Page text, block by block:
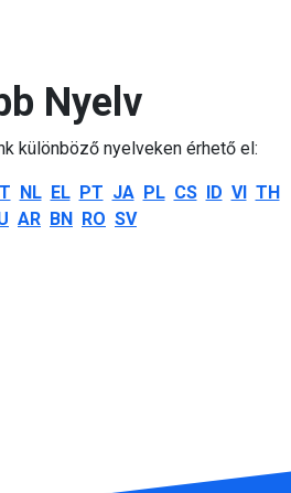
Nyelv
különböző nyelveken érhető el:
NL EL PT JA PL CS ID VI TH
AR BN RO SV